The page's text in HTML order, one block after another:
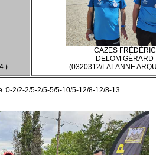
)
CAZES FRÉDÉRIC
DELOM GÉRARD
(0320312/LALANNE
:0-2/2-2/5-2/5-5/5-10/5-12/8-12/8-13